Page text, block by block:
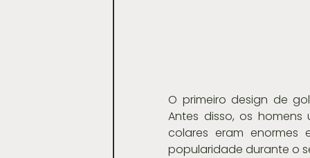
O primeiro design de
Antes disso, os
colares eram
popularidade durante o